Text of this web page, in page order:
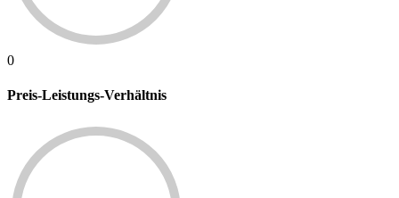
0
Preis-Leistungs-Verhältnis